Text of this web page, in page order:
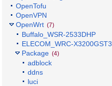
OpenTofu
OpenVPN
OpenWrt (7)
Buffalo_WSR-2533DHP
ELECOM_WRC-X3200GST3
Package (4)
adblock
ddns
luci